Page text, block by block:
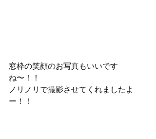
窓枠の笑顔のお写真もいいです
ね〜！！
ノリノリで撮影させてくれましたよ
ー！！